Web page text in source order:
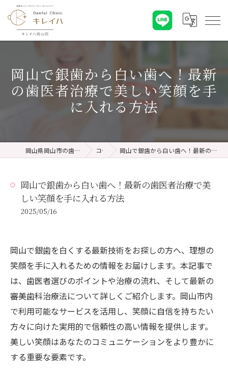
岡山で銀歯から白い歯へ！最新
の歯医者治療で美しい笑顔を手
に入れる方法
岡山県岡山市の歯医者ならキレイハ岡山院 コラム 岡山で銀歯から白い歯へ！最新の歯医者治療で美しい笑顔を手に入れる方法
岡山で銀歯から白い歯へ！最新の歯医者治療で美
しい笑顔を手に入れる方法
2025/05/16
岡山で銀歯を白くする最新技術をお探しの方へ、理想の
笑顔を手に入れるための情報をお届けします。本記事で
は、歯医者選びのポイントや治療の流れ、そして最新の
審美歯科治療法について詳しくご紹介します。岡山市内
で利用可能なサービスを活用し、笑顔に自信を持ちたい
方々に向けた実用的で信頼性の高い情報を提供します。
美しい笑顔はあなたのコミュニケーションをより豊かに
する重要な要素です。